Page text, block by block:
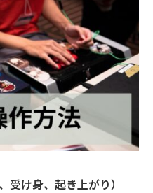
け身、起き上がり）